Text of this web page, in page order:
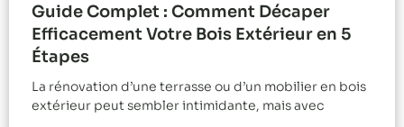
Guide Complet : Comment Décaper
Efficacement Votre Bois Extérieur en 5
Étapes
La rénovation d’une terrasse ou d’un mobilier en bois
extérieur peut sembler intimidante, mais avec